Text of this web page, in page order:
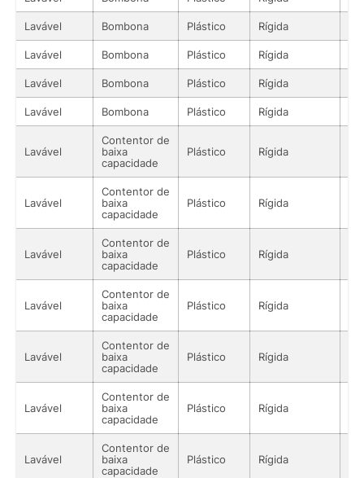
Lavável Bombona Plástico Rígida
Lavável Bombona Plástico Rígida
Lavável Bombona Plástico Rígida
Lavável Bombona Plástico Rígida
Lavável
Contentor de
baixa
capacidade
Plástico Rígida
Lavável
Contentor de
baixa
capacidade
Plástico Rígida
Lavável
Contentor de
baixa
capacidade
Plástico Rígida
Lavável
Contentor de
baixa
capacidade
Plástico Rígida
Lavável
Contentor de
baixa
capacidade
Plástico Rígida
Lavável
Contentor de
baixa
capacidade
Plástico Rígida
Lavável
Contentor de
baixa
capacidade
Plástico Rígida